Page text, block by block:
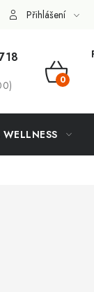
nákupuPřihlášení